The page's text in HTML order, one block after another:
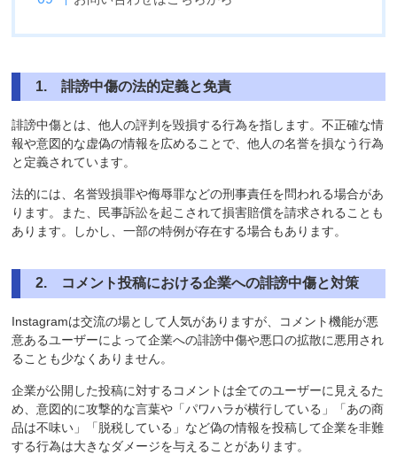
1. 誹謗中傷の法的定義と免責
誹謗中傷とは、他人の評判を毀損する行為を指します。不正確な情
報や意図的な虚偽の情報を広めることで、他人の名誉を損なう行為
と定義されています。
法的には、名誉毀損罪や侮辱罪などの刑事責任を問われる場合があ
ります。また、民事訴訟を起こされて損害賠償を請求されることも
あります。しかし、一部の特例が存在する場合もあります。
2. コメント投稿における企業への誹謗中傷と対策
Instagramは交流の場として人気がありますが、コメント機能が悪
意あるユーザーによって企業への誹謗中傷や悪口の拡散に悪用され
ることも少なくありません。
企業が公開した投稿に対するコメントは全てのユーザーに見えるた
め、意図的に攻撃的な言葉や「パワハラが横行している」「あの商
品は不味い」「脱税している」など偽の情報を投稿して企業を非難
する行為は大きなダメージを与えることがあります。